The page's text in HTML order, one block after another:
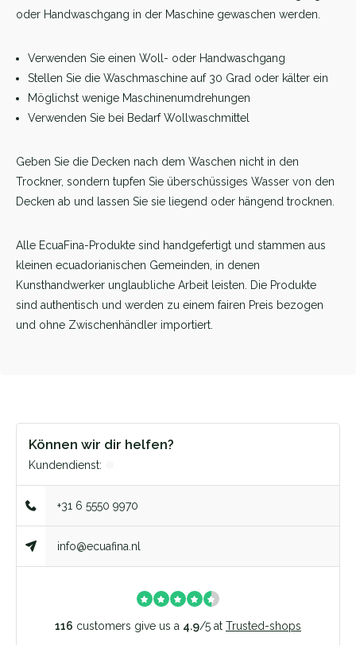
oder Handwaschgang in der Maschine gewaschen werden.
Verwenden Sie einen Woll- oder Handwaschgang
Stellen Sie die Waschmaschine auf 30 Grad oder kälter ein
Möglichst wenige Maschinenumdrehungen
Verwenden Sie bei Bedarf Wollwaschmittel
Geben Sie die Decken nach dem Waschen nicht in den
Trockner, sondern tupfen Sie überschüssiges Wasser von den
Decken ab und lassen Sie sie liegend oder hängend trocknen.
Alle EcuaFina-Produkte sind handgefertigt und stammen aus
kleinen ecuadorianischen Gemeinden, in denen
Kunsthandwerker unglaubliche Arbeit leisten. Die Produkte
sind authentisch und werden zu einem fairen Preis bezogen
und ohne Zwischenhändler importiert.
Können wir dir helfen?
Kundendienst:
+31 6 5550 9970
info@ecuafina.nl
116 customers give us a 4.9/5 at Trusted-shops